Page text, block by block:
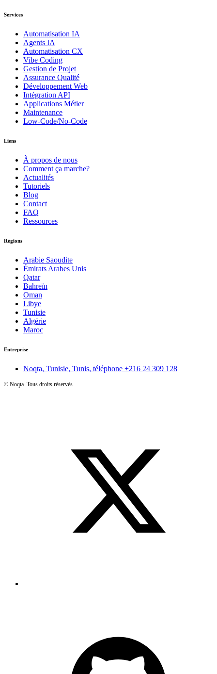
Services
Automatisation IA
Agents IA
Automatisation CX
Vibe Coding
Gestion de Projet
Assurance Qualité
Développement Web
Intégration API
Applications Métier
Maintenance
Low-Code/No-Code
Liens
À propos de nous
Comment ça marche?
Actualités
Tutoriels
Blog
Contact
FAQ
Ressources
Régions
Arabie Saoudite
Émirats Arabes Unis
Qatar
Bahreïn
Oman
Libye
Tunisie
Algérie
Maroc
Entreprise
Noqta, Tunisie, Tunis, téléphone +216 24 309 128
© Noqta. Tous droits réservés.